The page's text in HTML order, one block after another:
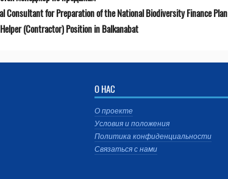
Consultant for Preparation of the National Biodiversity Finance Plan
(Contractor) Position in Balkanabat
О НАС
О проекте
Условия и положения
Политика конфиденциальности
Связаться с нами